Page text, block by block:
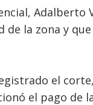
Adalberto
de la zona y
el
el pago de